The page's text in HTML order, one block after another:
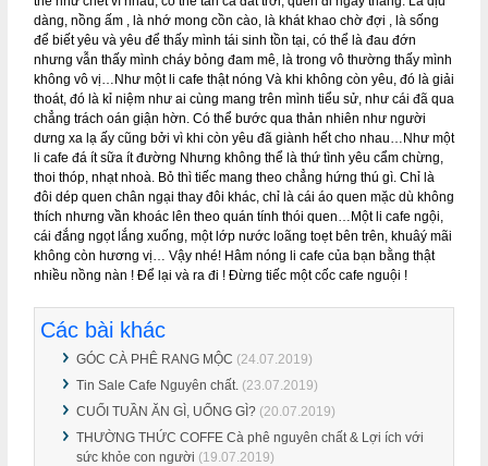
dàng, nồng ấm , là nhớ mong cồn cào, là khát khao chờ đợi , là sống
để biết yêu và yêu để thấy mình tái sinh tồn tại, có thể là đau đớn
nhưng vẫn thấy mình cháy bỏng đam mê, là trong vô thường thấy mình
không vô vị…Như một li cafe thật nóng Và khi không còn yêu, đó là giải
thoát, đó là kỉ niệm như ai cùng mang trên mình tiểu sử, như cái đã qua
chẳng trách oán giận hờn. Có thể bước qua thản nhiên như người
dưng xa lạ ấy cũng bởi vì khi còn yêu đã giành hết cho nhau…Như một
li cafe đá ít sữa ít đường Nhưng không thể là thứ tình yêu cẩm chừng,
thoi thóp, nhạt nhoà. Bỏ thì tiếc mang theo chẳng hứng thú gì. Chỉ là
đôi dép quen chân ngại thay đôi khác, chỉ là cái áo quen mặc dù không
thích nhưng vần khoác lên theo quán tính thói quen…Một li cafe ngội,
cái đắng ngọt lắng xuống, một lớp nước loãng toẹt bên trên, khuâý mãi
không còn hương vị… Vậy nhé! Hâm nóng li cafe của bạn bằng thật
nhiều nồng nàn ! Để lại và ra đi ! Đừng tiếc một cốc cafe nguội !
Các bài khác
GÓC CÀ PHÊ RANG MỘC (24.07.2019)
Tin Sale Cafe Nguyên chất. (23.07.2019)
CUỐI TUẦN ĂN GÌ, UỐNG GÌ?(20.07.2019)
THƯỜNG THỨC COFFE Cà phê nguyên chất & Lợi ích với
sức khỏe con người (19.07.2019)